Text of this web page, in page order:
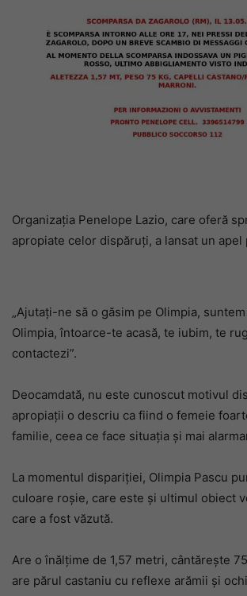
Organizația Penelope Lazio, care oferă
apropiate celor dispăruți, a lansat un apel
„Ajutați-ne să o găsim pe Olimpia,
Olimpia, întoarce-te acasă, te iubim, te
contactezi”.
Deocamdată, nu este cunoscut motivul
apropiații o descriu ca fiind o femeie
familie, ceea ce face situația și mai
La momentul dispariției, Olimpia Pascu
culoare roșie, care este și ultimul obiect
care a fost văzută.
Are o înălțime de 1,57 metri, cântărește
are părul castaniu cu reflexe arămii și